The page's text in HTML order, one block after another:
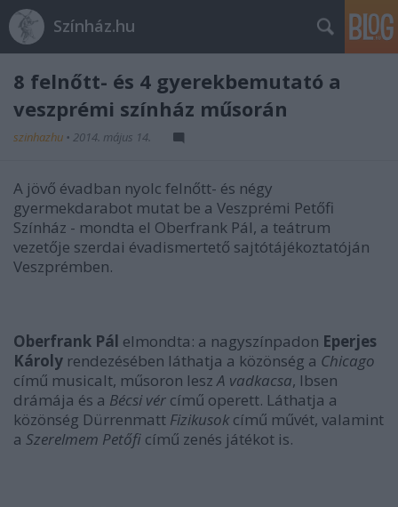
Színház.hu
8 felnőtt- és 4 gyerekbemutató a
veszprémi színház műsorán
szinhazhu • 2014. május 14.
A jövő évadban nyolc felnőtt- és négy
gyermekdarabot mutat be a Veszprémi Petőfi
Színház - mondta el Oberfrank Pál, a teátrum
vezetője szerdai évadismertető sajtótájékoztatóján
Veszprémben.
Oberfrank Pál elmondta: a nagyszínpadon Eperjes
Károly rendezésében láthatja a közönség a Chicago
című musicalt, műsoron leszA vadkacsa, Ibsen
drámája és a Bécsi vér című operett. Láthatja a
közönség Dürrenmatt Fizikusok című művét, valamint
a Szerelmem Petőfi című zenés játékot is.